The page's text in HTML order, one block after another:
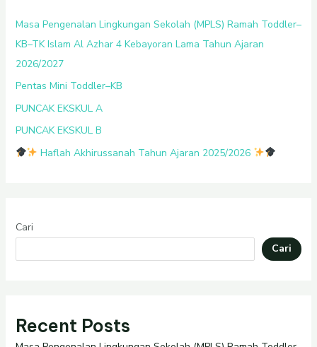
Masa Pengenalan Lingkungan Sekolah (MPLS) Ramah Toddler–
KB–TK Islam Al Azhar 4 Kebayoran Lama Tahun Ajaran
2026/2027
Pentas Mini Toddler–KB
PUNCAK EKSKUL A
PUNCAK EKSKUL B
Haflah Akhirussanah Tahun Ajaran 2025/2026
Cari
Cari
Recent Posts